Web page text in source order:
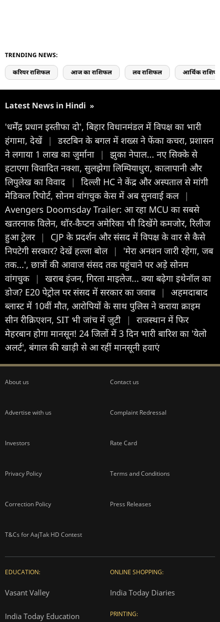
TRENDING NEWS:
करियर राशिफल आज का राशिफल लव राशिफल आर्थिक
Latest News in Hindi »
'धर्मेंद्र प्रधान इस्तीफा दो', बिहार विधानमंडल में विपक्ष का भारी
हंगामा, देखें
|
डस्टबिन के बगल में शख्स ने फेंका कचरा, प्रशासन
ने लगाया 1 लाख का जुर्माना
|
झुका नेपाल... नए सिक्के से
हटाएगा विवादित नक्शा, सुलझेगा लिम्पियाधुरा, कालापानी और
लिपुलेख का विवाद
|
दिल्ली HC ने केंद्र और अस्पताल से मांगी
मेडिकल रिपोर्ट, सोनम वांगचुक केस में अब सुनवाई कल |
Avengers Doomsday Trailer: आ रहा MCU का सबसे
खतरनाक विलेन, थॉर-कैप्टन अमेरिका भी दिखेंगे कमजोर, रिलीज
हुआ ट्रेलर |
CJP के प्रदर्शन और संसद में विपक्ष के वार से कैसे
निपटेगी सरकार? देखें हल्ला बोल |
'मेरा अनशन जारी रहेगा, जब
तक...', छात्रों की आवाज संसद तक पहुंचाने पर अड़े सोनम
वांगचुक
|
खराब इंजन, गिरता माइलेज... क्या बढ़ेगा इथेनॉल का
डोज? E20 पेट्रोल पर संसद में सरकार का जवाब |
अहमदाबाद
ब्लास्ट में 10वीं मौत, आरोपियों के साथ पुलिस ने कराया क्राइम
सीन रीक्रिएशन, SIT भी जांच में जुटी
|
राजस्थान में फिर
मेहरबान होगा मानसून! 24 जिलों में 3 दिन भारी बारिश का 'येलो
अलर्ट', बंगाल की खाड़ी से आ रहीं मानसूनी हवाएं
About us Contact us
Advertise with us Complaint Redressal
Investors Rate Card
Privacy Policy Terms and Conditions
Correction Policy Press Releases
T&Cs for AajTak HD Contest
EDUCATION:
Vasant Valley
India Today Education
ONLINE SHOPPING:
India Today Diaries
PRINTING: